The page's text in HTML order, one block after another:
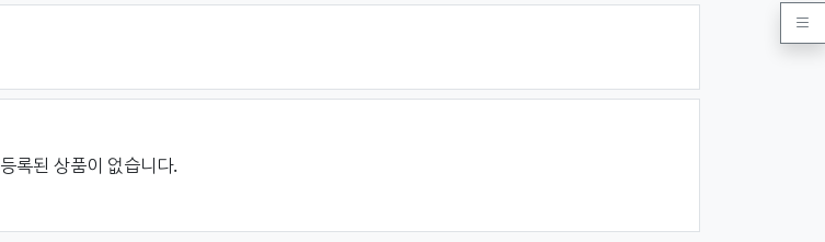
등록된 상품이 없습니다.